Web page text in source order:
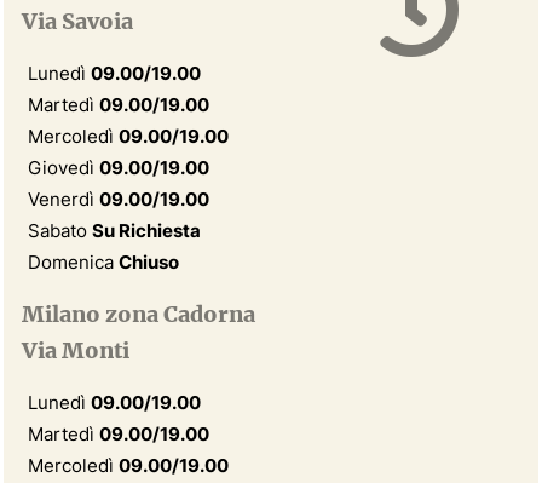
Via Savoia
Lunedì 09.00/19.00
Martedì 09.00/19.00
Mercoledì 09.00/19.00
Giovedì 09.00/19.00
Venerdì 09.00/19.00
Sabato Su Richiesta
Domenica Chiuso
Milano zona Cadorna
Via Monti
Lunedì 09.00/19.00
Martedì 09.00/19.00
Mercoledì 09.00/19.00